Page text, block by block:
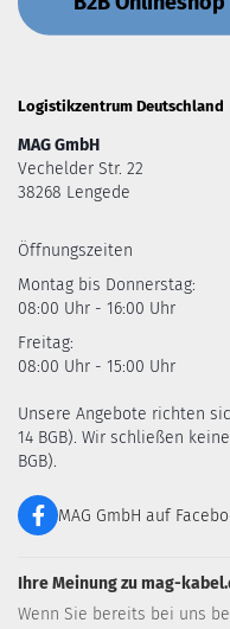
Logistikzentrum Deutschland
MAG GmbH
Vechelder Str. 22
38268 Lengede
Öffnungszeiten
Montag bis Donnerstag:
08:00 Uhr - 16:00 Uhr
Freitag:
08:00 Uhr - 15:00 Uhr
Unsere Angebote richten
14 BGB). Wir schließen
BGB).
MAG GmbH auf
Ihre Meinung zu mag-
Wenn Sie bereits bei uns